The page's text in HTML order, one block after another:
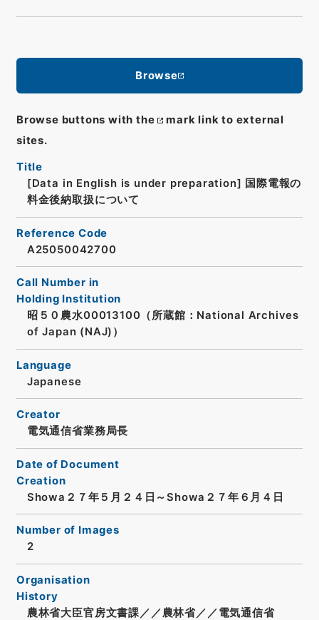
Browse
Browse buttons with the
mark link to external
sites.
Title
[Data in English is under preparation] 国際電報の
料金後納取扱について
Reference Code
A25050042700
Call Number in
Holding Institution
昭５０農水00013100（所蔵館：National Archives
of Japan (NAJ)）
Language
Japanese
Creator
電気通信省業務局長
Date of Document
Creation
Showa２７年５月２４日～Showa２７年６月４日
Number of Images
2
Organisation
History
農林省大臣官房文書課／／農林省／／電気通信省